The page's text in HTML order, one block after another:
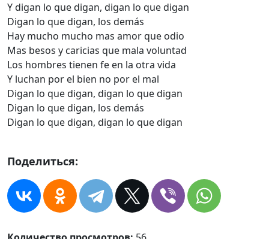
Y digan lo que digan, digan lo que digan
Digan lo que digan, los demás
Hay mucho mucho mas amor que odio
Mas besos y caricias que mala voluntad
Los hombres tienen fe en la otra vida
Y luchan por el bien no por el mal
Digan lo que digan, digan lo que digan
Digan lo que digan, los demás
Digan lo que digan, digan lo que digan
Поделиться: